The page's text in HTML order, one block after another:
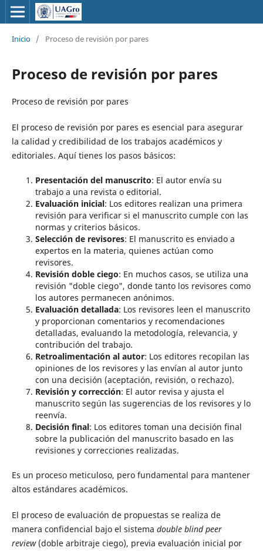
Inicio / Proceso de revisión por pares
Proceso de revisión por pares
Proceso de revisión por pares
El proceso de revisión por pares es esencial para asegurar
la calidad y credibilidad de los trabajos académicos y
editoriales. Aquí tienes los pasos básicos:
Presentación del manuscrito: El autor envía su
trabajo a una revista o editorial.
Evaluación inicial: Los editores realizan una primera
revisión para verificar si el manuscrito cumple con las
normas y criterios básicos.
Selección de revisores: El manuscrito es enviado a
expertos en la materia, quienes actúan como
revisores.
Revisión doble ciego: En muchos casos, se utiliza una
revisión "doble ciego", donde tanto los revisores como
los autores permanecen anónimos.
Evaluación detallada: Los revisores leen el manuscrito
y proporcionan comentarios y recomendaciones
detalladas, evaluando la metodología, relevancia, y
contribución del trabajo.
Retroalimentación al autor: Los editores recopilan las
opiniones de los revisores y las envían al autor junto
con una decisión (aceptación, revisión, o rechazo).
Revisión y corrección: El autor revisa y ajusta el
manuscrito según las sugerencias de los revisores y lo
reenvía.
Decisión final: Los editores toman una decisión final
sobre la publicación del manuscrito basado en las
revisiones y correcciones realizadas.
Es un proceso meticuloso, pero fundamental para mantener
altos estándares académicos.
El proceso de evaluación de propuestas se realiza de
manera confidencial bajo el sistema double blind peer
review (doble arbitraje ciego), previa evaluación inicial por